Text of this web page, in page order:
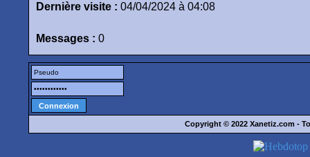
Dernière visite : 04/04/2024 à 04:08
Messages : 0
Copyright © 2022 Xanetiz.com -